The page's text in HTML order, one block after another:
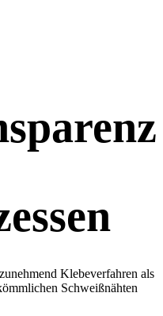
Klebeverfahren als
Schweißnähten